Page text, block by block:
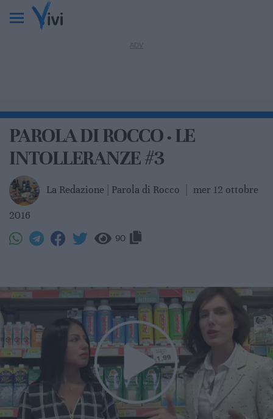
PAROLA DI ROCCO · LE
INTOLLERANZE #3
La Redazione | Parola di Rocco mer 12 ottobre
2016
90